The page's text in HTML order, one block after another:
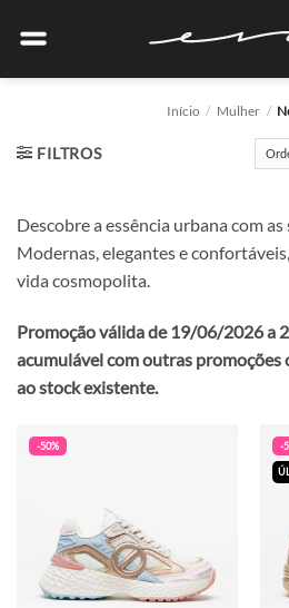
Início / Mulher /
FILTROS
Descobre a essência urbana com
Modernas, elegantes e
vida cosmopolita.
Promoção válida de 19/06/2026 a
acumulável com outras promoções
ao stock existente.
-50% -